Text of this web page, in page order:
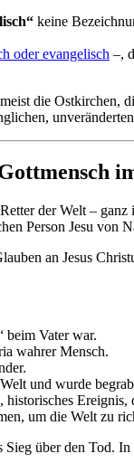
keine
oder evangelisch –,
die Ostkirchen,
der Welt –
Person Jesu
an Jesus
beim Vater war.
wahrer Mensch.
und wurde
historisches
um die Welt zu
Sieg über den Tod.